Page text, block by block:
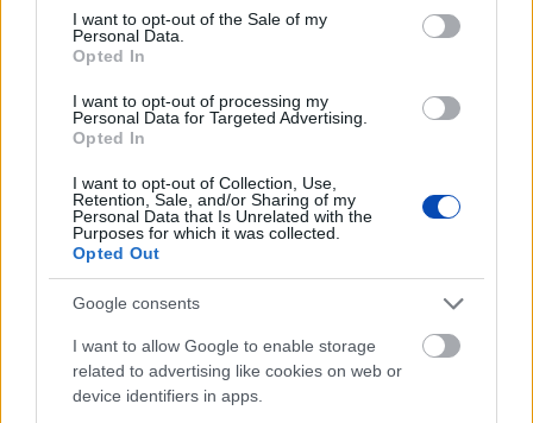
consent section.
I want to opt-out of the Sale of my
Personal Data.
Opted In
I want to opt-out of processing my
Personal Data for Targeted Advertising.
Opted In
I want to opt-out of Collection, Use,
Retention, Sale, and/or Sharing of my
Personal Data that Is Unrelated with the
Purposes for which it was collected.
Opted Out
Google consents
I want to allow Google to enable storage
related to advertising like cookies on web or
device identifiers in apps.
bővítésének (GALÉRIA)